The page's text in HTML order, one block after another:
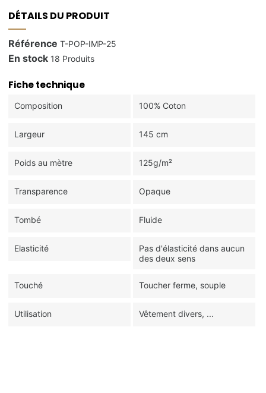
DÉTAILS DU PRODUIT
Référence T-POP-IMP-25
En stock 18 Produits
Fiche technique
Composition 100% Coton
Largeur 145 cm
Poids au mètre 125g/m²
Transparence Opaque
Tombé Fluide
Elasticité
Pas d'élasticité dans aucun
des deux sens
Touché Toucher ferme, souple
Utilisation Vêtement divers, ...